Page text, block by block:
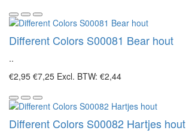
Different Colors S00081 Bear hout
..
€2,95 €7,25 Excl. BTW: €2,44
Different Colors S00082 Hartjes hout